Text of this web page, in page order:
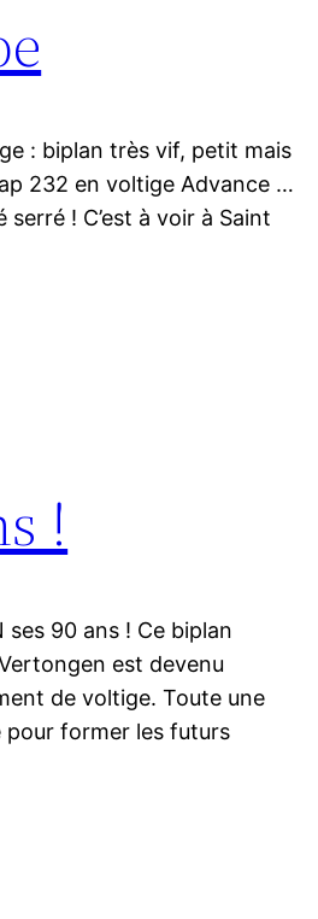
: biplan très vif, petit mais
232 en voltige Advance …
! C’est à voir à Saint
!
ses 90 ans ! Ce biplan
est devenu
de voltige. Toute une
pour former les futurs